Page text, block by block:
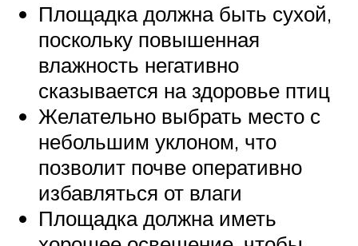
Площадка должна быть сухой,
поскольку повышенная
влажность негативно
сказывается на здоровье птиц
Желательно выбрать место с
небольшим уклоном, что
позволит почве оперативно
избавляться от влаги
Площадка должна иметь